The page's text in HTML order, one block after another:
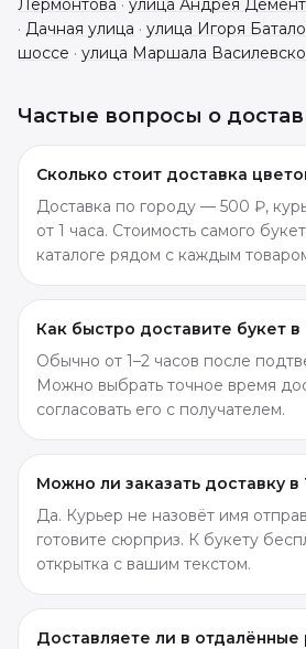
Лермонтова · улица Андрея
· Дачная улица · улица Игоря
шоссе · улица Маршала
Частые вопросы о
Сколько стоит доставка
Доставка по городу — 500 ₽,
от 1 часа. Стоимость самого
каталоге рядом с каждым
Как быстро доставите букет в
Обычно от 1–2 часов после
Можно выбрать точное время
согласовать его с получателем.
Можно ли заказать доставку
Да. Курьер не назовёт имя
готовите сюрприз. К букету
открытка с вашим текстом.
Доставляете ли в отдалённые